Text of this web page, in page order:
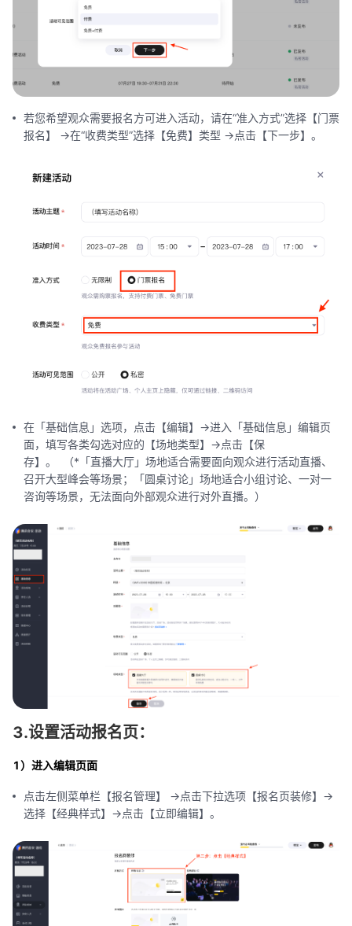
若您希望观众需要报名方可进入活动，请在“准入方式”选择【门票
报名】 ->在“收费类型”选择【免费】类型 ->点击【下一步】。
在「基础信息」选项，点击【编辑】->进入「基础信息」编辑页
面，填写各类勾选对应的【场地类型】->点击【保
存】。 （*「直播大厅」场地适合需要面向观众进行活动直播、
召开大型峰会等场景；「圆桌讨论」场地适合小组讨论、一对一
咨询等场景，无法面向外部观众进行对外直播。）
3.设置活动报名页：
1）进入编辑页面
点击左侧菜单栏【报名管理】 ->点击下拉选项【报名页装修】->
选择【经典样式】->点击【立即编辑】。